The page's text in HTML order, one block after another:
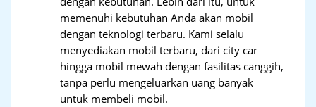
memenuhi kebutuhan Anda akan mobil
dengan teknologi terbaru. Kami selalu
menyediakan mobil terbaru, dari city car
hingga mobil mewah dengan fasilitas canggih,
tanpa perlu mengeluarkan uang banyak
untuk membeli mobil.